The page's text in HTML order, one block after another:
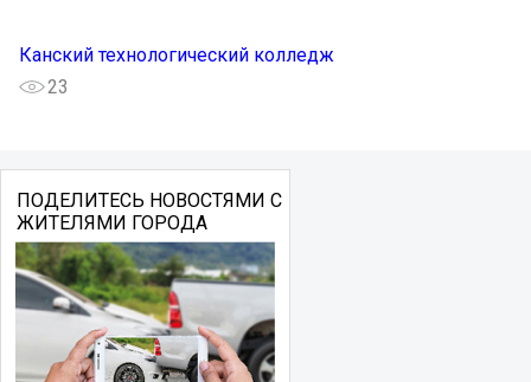
Канский технологический колледж
23
ПОДЕЛИТЕСЬ НОВОСТЯМИ С
ЖИТЕЛЯМИ ГОРОДА